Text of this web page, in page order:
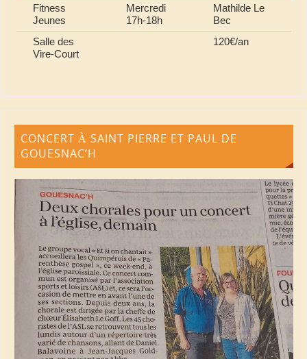
Fitness
Jeunes
Mercredi
17h-18h
Mathilde Le
Bec
Salle des
Vire-Court
120€/an
CONCERT À SAINT PIERRE ET PAUL DE
GOUESNAC’H